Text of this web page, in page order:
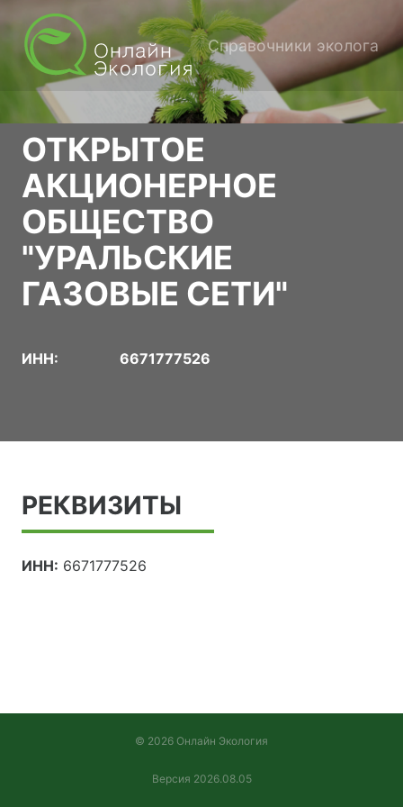
Справочники эколога
ОТКРЫТОЕ
АКЦИОНЕРНОЕ
ОБЩЕСТВО
"УРАЛЬСКИЕ
ГАЗОВЫЕ СЕТИ"
ИНН: 6671777526
РЕКВИЗИТЫ
ИНН: 6671777526
© 2026 Онлайн Экология
Версия 2026.08.05